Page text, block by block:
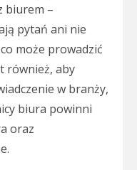
biurem –
pytań ani nie
może prowadzić
również, aby
w branży,
biura powinni
oraz